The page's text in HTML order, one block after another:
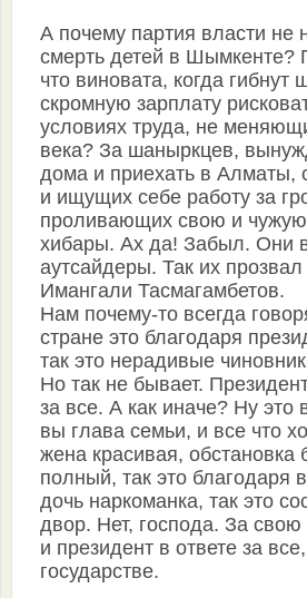
А почему партия власти не
смерть детей в Шымкенте?
что виновата, когда гибнут
скромную зарплату
условиях труда, не
века? За шаныркцев,
дома и приехать в Алматы,
и ищущих себе работу за
проливающих свою и чужую
хибары. Ах да! Забыл. Они
аутсайдеры. Так их
Имангали Тасмагамбетов.
Нам почему-то всегда
стране это благодаря
так это нерадивые
Но так не бывает.
за все. А как иначе? Ну это
вы глава семьи, и все что
жена красивая, обстановка
полный, так это благодаря
дочь наркоманка, так это
двор. Нет, господа. За
и президент в ответе за
государстве.